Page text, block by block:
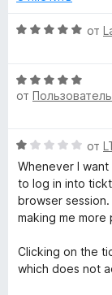
н
и
з
О
н
е
н
а
5
и
з
от
О
ц
е
н
о
н
а
и
з
от
О
ц
е
н
е
о
н
от
Whenever I
to log in into
browser
making me more
Clicking on the
which does not